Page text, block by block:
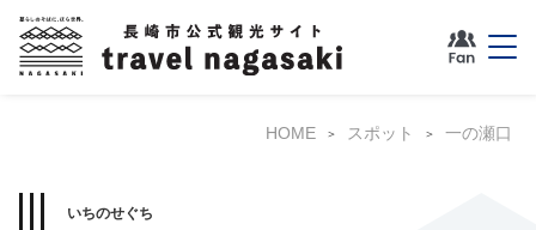
HOME スポット 一の瀬口
いちのせぐち